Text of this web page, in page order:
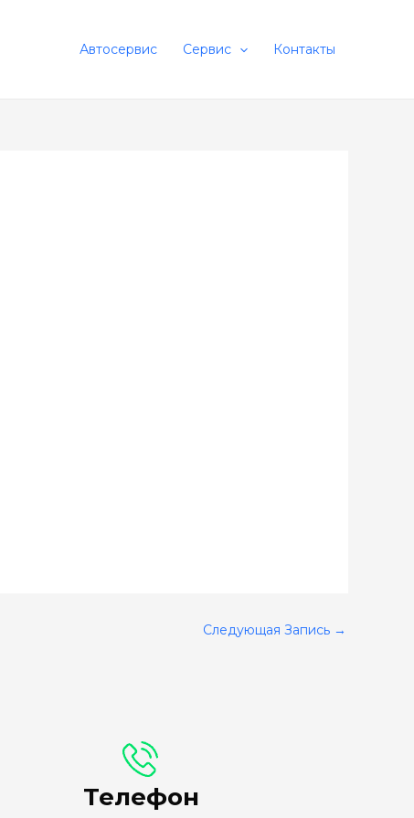
Автосервис Сервис Контакты
Следующая Запись →
Телефон